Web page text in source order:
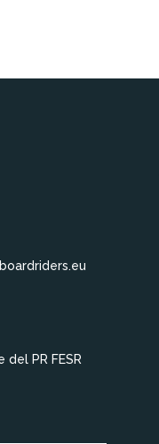
PR FESR